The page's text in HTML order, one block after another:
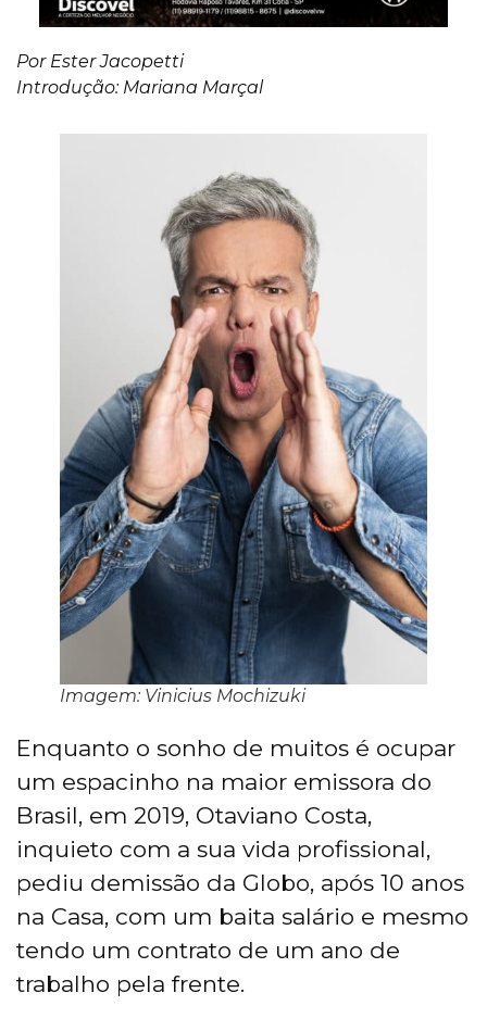
Por Ester Jacopetti
Introdução: Mariana Marçal
Imagem: Vinicius Mochizuki
Enquanto o sonho de muitos é ocupar
um espacinho na maior emissora do
Brasil, em 2019, Otaviano Costa,
inquieto com a sua vida profissional,
pediu demissão da Globo, após 10 anos
na Casa, com um baita salário e mesmo
tendo um contrato de um ano de
trabalho pela frente.